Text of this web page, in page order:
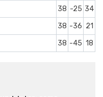
38 -25 34
38 -36 21
38 -45 18